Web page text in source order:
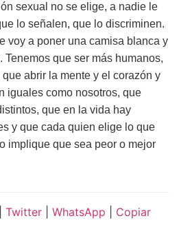
sexual no se elige, a nadie le
lo señalen, que lo discriminen.
voy a poner una camisa blanca y
Tenemos que ser más humanos,
abrir la mente y el corazón y
iguales como nosotros, que
que en la vida hay
y que cada quien elige lo que
implique que sea peor o mejor
Twitter WhatsApp
Copiar